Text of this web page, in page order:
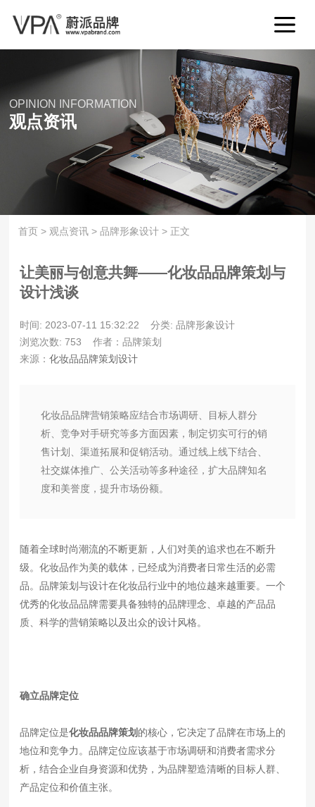
OPINION INFORMATION
观点资讯
首页 > 观点资讯 >品牌形象设计 > 正文
让美丽与创意共舞——化妆品品牌策划与
设计浅谈
时间: 2023-07-11 15:32:22
分类: 品牌形象设计
浏览次数: 753
作者：品牌策划
来源：化妆品品牌策划设计
化妆品品牌营销策略应结合市场调研、目标人群分
析、竞争对手研究等多方面因素，制定切实可行的销
售计划、渠道拓展和促销活动。通过线上线下结合、
社交媒体推广、公关活动等多种途径，扩大品牌知名
度和美誉度，提升市场份额。
随着全球时尚潮流的不断更新，人们对美的追求也在不断升
级。化妆品作为美的载体，已经成为消费者日常生活的必需
品。品牌策划与设计在化妆品行业中的地位越来越重要。一个
优秀的化妆品品牌需要具备独特的品牌理念、卓越的产品品
质、科学的营销策略以及出众的设计风格。
确立品牌定位
品牌定位是化妆品品牌策划 的核心，它决定了品牌在市场上的
地位和竞争力。品牌定位应该基于市场调研和消费者需求分
析，结合企业自身资源和优势，为品牌塑造清晰的目标人群、
产品定位和价值主张。